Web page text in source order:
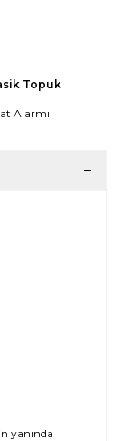
Topuk
Alarmı
yanında